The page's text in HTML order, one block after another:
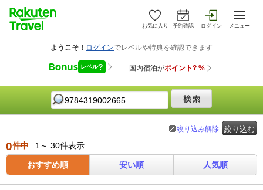
お気に入り 予約確認 ログイン メニュー
絞り込む
絞り込み解除
0件中 1～ 30件表示
おすすめ順 安い順 人気順